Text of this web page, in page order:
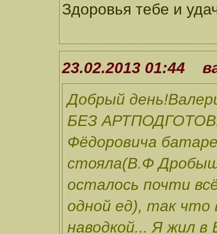
Здоровья тебе и
23.02.2013 01:44
Добрый
БЕЗ
Фёдоровича
стояла(В.Ф
осталось почти
одной ед), так что
наводкой... Я жил в